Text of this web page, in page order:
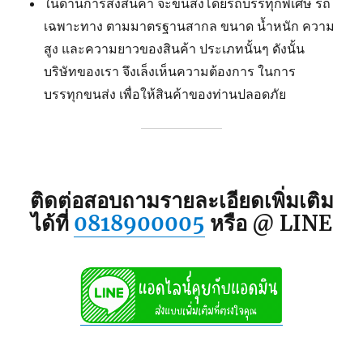
เฉพาะทาง ตามมาตรฐานสากล ขนาด น้ำหนัก ความ
สูง และความยาวของสินค้า ประเภทนั้นๆ ดังนั้น
บริษัทของเรา จึงเล็งเห็นความต้องการ ในการ
บรรทุกขนส่ง เพื่อให้สินค้าของท่านปลอดภัย
ติดต่อสอบถามรายละเอียดเพิ่มเติม
ได้ที่ 0818900005 หรือ @ LINE